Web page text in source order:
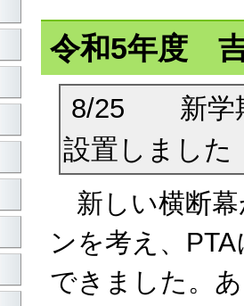
令和5年度
8/25 新学期
設置しました
新しい横断幕
ンを考え、 PTA
できました。